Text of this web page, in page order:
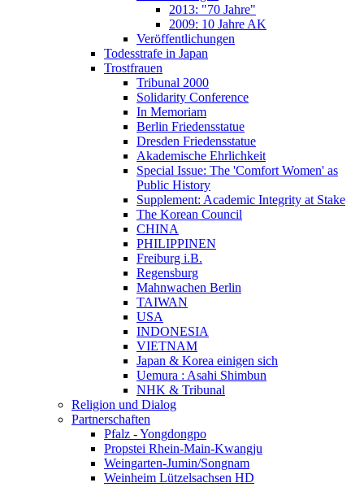
2013: "70 Jahre"
2009: 10 Jahre AK
Veröffentlichungen
Todesstrafe in Japan
Trostfrauen
Tribunal 2000
Solidarity Conference
In Memoriam
Berlin Friedensstatue
Dresden Friedensstatue
Akademische Ehrlichkeit
Special Issue: The 'Comfort Women' as
Public History
Supplement: Academic Integrity at Stake
The Korean Council
CHINA
PHILIPPINEN
Freiburg i.B.
Regensburg
Mahnwachen Berlin
TAIWAN
USA
INDONESIA
VIETNAM
Japan & Korea einigen sich
Uemura : Asahi Shimbun
NHK & Tribunal
Religion und Dialog
Partnerschaften
Pfalz - Yongdongpo
Propstei Rhein-Main-Kwangju
Weingarten-Jumin/Songnam
Weinheim Lützelsachsen HD